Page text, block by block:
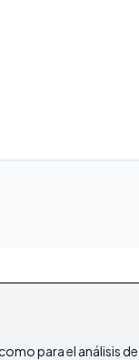
para el análisis